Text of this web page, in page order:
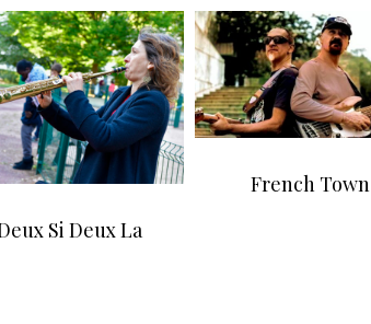
Si Deux La
French Town